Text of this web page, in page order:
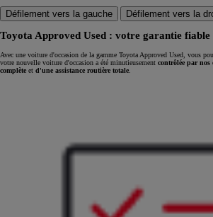
Défilement vers la gauche Défilement vers la
Toyota Approved Used : votre garantie fiable
Avec une voiture d'occasion de la gamme Toyota Approved Used, vous
votre nouvelle voiture d'occasion a été minutieusement contrôlée par nos
complète et d'une assistance routière totale